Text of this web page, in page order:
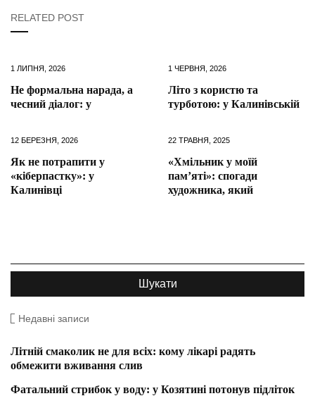
RELATED POST
1 ЛИПНЯ, 2026
Не формальна нарада, а
чесний діалог: у
1 ЧЕРВНЯ, 2026
Літо з користю та
турботою: у Калинівській
12 БЕРЕЗНЯ, 2026
Як не потрапити у
«кіберпастку»: у
Калинівці
22 ТРАВНЯ, 2025
«Хмільник у моїй
пам’яті»: спогади
художника, який
Недавні записи
Літній смаколик не для всіх: кому лікарі радять
обмежити вживання слив
Фатальний стрибок у воду: у Козятині потонув підліток